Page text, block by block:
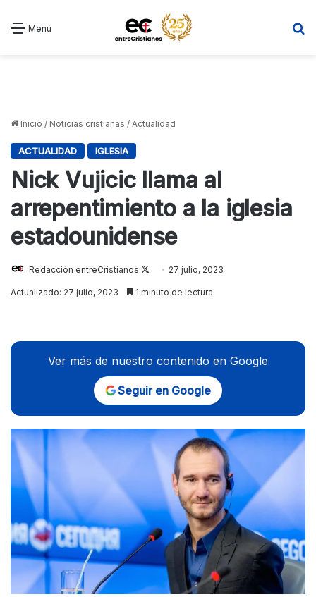
Menú
Inicio / Noticias cristianas / Actualidad
ACTUALIDAD IGLESIA
Nick Vujicic llama al
arrepentimiento a la iglesia
estadounidense
Redacción entreCristianos
Follow27 julio, 2023
Actualizado: 27 julio, 2023 1 minuto de lectura
Ver más de nuestro contenido en Google
Seguir en Google